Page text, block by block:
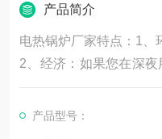
产品简介
电热锅炉厂家特点：1、
2、经济：如果您在深夜
效保温材料，热损失极
安全：具有超压保护、
产品型号：